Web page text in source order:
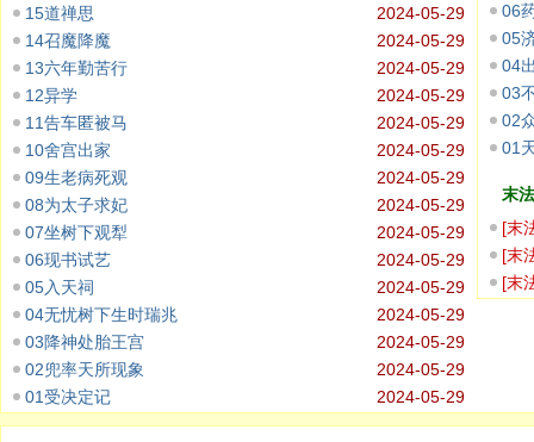
2024-05-29
15道禅思
2024-05-29
14召魔降魔
2024-05-29
13六年勤苦行
2024-05-29
12异学
2024-05-29
11告车匿被马
2024-05-29
10舍宫出家
2024-05-29
09生老病死观
2024-05-29
08为太子求妃
2024-05-29
07坐树下观犁
2024-05-29
06现书试艺
2024-05-29
05入天祠
2024-05-29
04无忧树下生时瑞兆
2024-05-29
03降神处胎王宫
2024-05-29
02兜率天所现象
2024-05-29
01受决定记
06
05
04
03
02
01
末
[末
存，
[末
坑，
[末